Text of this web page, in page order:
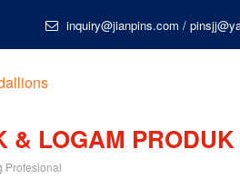
inquiry@jianpins.com /
& LOGAM PRODUK
Profesional